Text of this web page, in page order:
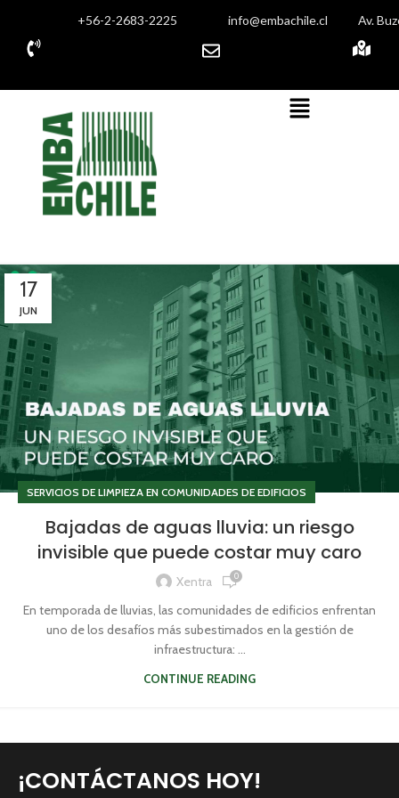
+56-2-2683-2225 info@embachile.cl Av.
17
JUN
SERVICIOS DE LIMPIEZA EN COMUNIDADES DE EDIFICIOS
Bajadas de aguas lluvia: un riesgo
invisible que puede costar muy caro
Xentra 0
En temporada de lluvias, las comunidades de edificios enfrentan
uno de los desafíos más subestimados en la gestión de
infraestructura: ...
CONTINUE READING
¡CONTÁCTANOS HOY!